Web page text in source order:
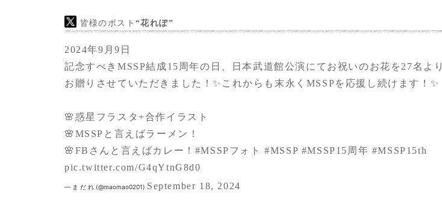
皆様のポスト“花れぽ”
2024年9月9日
記念すべきMSSP結成15周年の日、日本武道館公演にてお祝いのお花を27名より
お贈りさせていただきました！✨️これからも末永くMSSPを応援し続けます！✨️
🌸惑星フラスタ+合作イラスト
🌸MSSPと言えばラーメン！
🌸FBさんと言えばカレー！ #MSSPフォト #MSSP #MSSP15周年 #MSSP15th
pic.twitter.com/G4qYtnG8d0
— ま だ れ (@maomao0201) September 18, 2024